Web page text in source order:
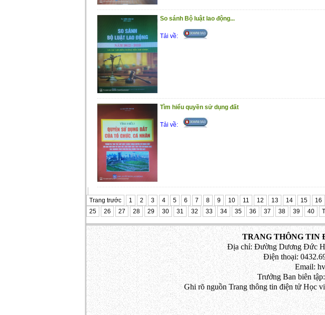
So sánh Bộ luật lao động...
Tải về:
Tìm hiểu quyền sử dụng đất
Tải về:
Trang trước 1 2 3 4 5 6 7 8 9 10 11 12 13 14 15 16
25
26 27 28 29 30 31 32 33 34 35 36 37 38 39 40
TRANG THÔNG TIN
Địa chỉ: Đường Dương Đức
Điện thoại:
Email:
Trưởng Ban biên tập:
Ghi rõ nguồn Trang thông tin điện tử Học